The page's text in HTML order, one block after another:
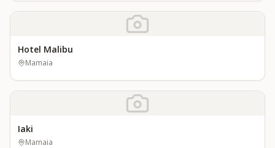
Hotel Malibu
Mamaia
Iaki
Mamaia